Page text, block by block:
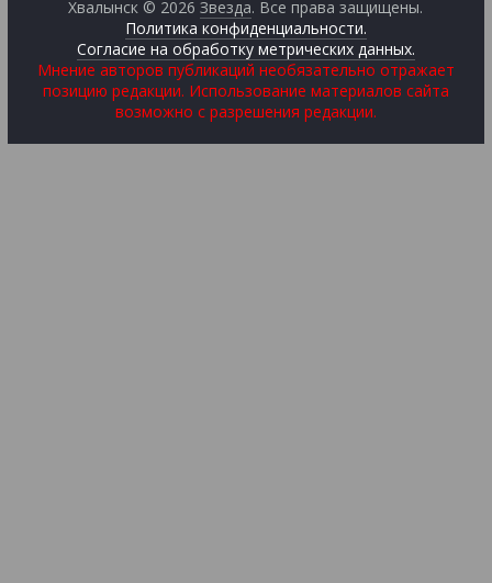
Хвалынск © 2026Звезда. Все права защищены.
Политика конфиденциальности.
Согласие на обработку метрических данных.
Мнение авторов публикаций необязательно отражает
позицию редакции. Использование материалов сайта
возможно с разрешения редакции.